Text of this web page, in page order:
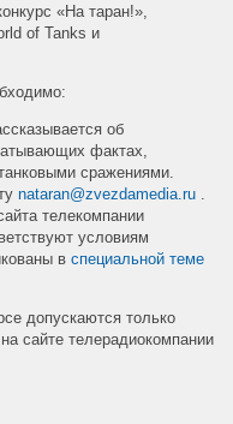
«На таран!»,
of Tanks и
об
фактах,
сражениями.
nataran@zvezdamedia.ru
телекомпании
условиям
вспециальной теме
допускаются только
сайте телерадиокомпании